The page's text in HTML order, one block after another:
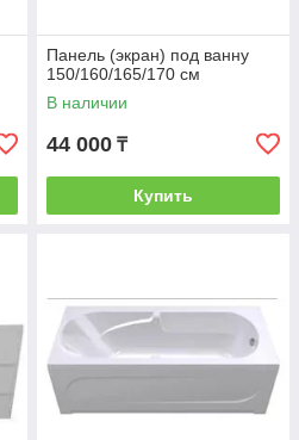
Панель (экран) под ванну
150/160/165/170 см
В наличии
44 000 ₸
Купить